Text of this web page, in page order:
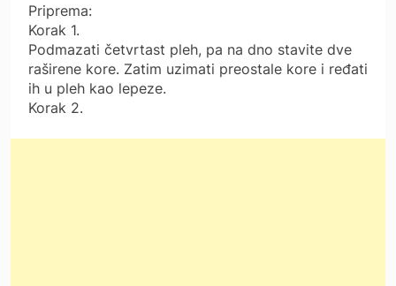
Priprema:
Korak 1.
Podmazati četvrtast pleh, pa na dno stavite dve
raširene kore. Zatim uzimati preostale kore i ređati
ih u pleh kao lepeze.
Korak 2.